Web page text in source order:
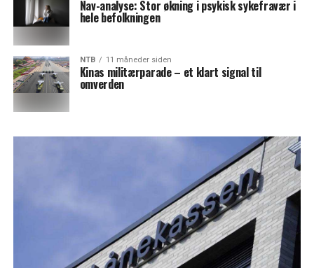
Nav-analyse: Stor økning i psykisk sykefravær i
hele befolkningen
NTB 11 måneder siden
Kinas militærparade – et klart signal til
omverden